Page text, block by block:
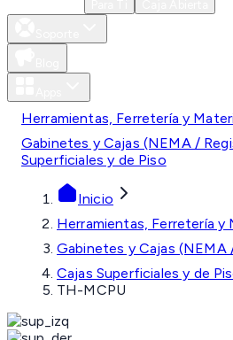
Herramientas, Ferretería y
Gabinetes y Cajas (NEMA /
Superficiales y de Piso
Inicio
Herramientas, Ferretería y
Gabinetes y Cajas (NEMA
Cajas Superficiales y de
TH-MCPU